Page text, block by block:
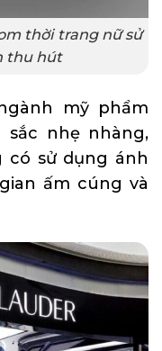
thời trang nữ sử
thu hút
mỹ phẩm
nhẹ nhàng,
có sử dụng ánh
ấm cúng và